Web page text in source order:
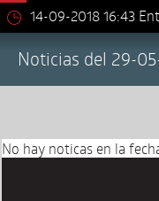
14-09-2018 16:43
Noticias del 29-
No hay noticas en la fecha